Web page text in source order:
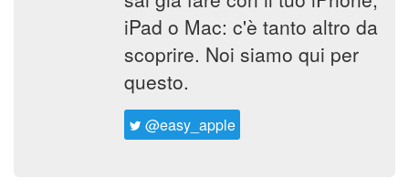
iPad o Mac: c'è tanto altro da
scoprire. Noi siamo qui per
questo.
@easy_apple